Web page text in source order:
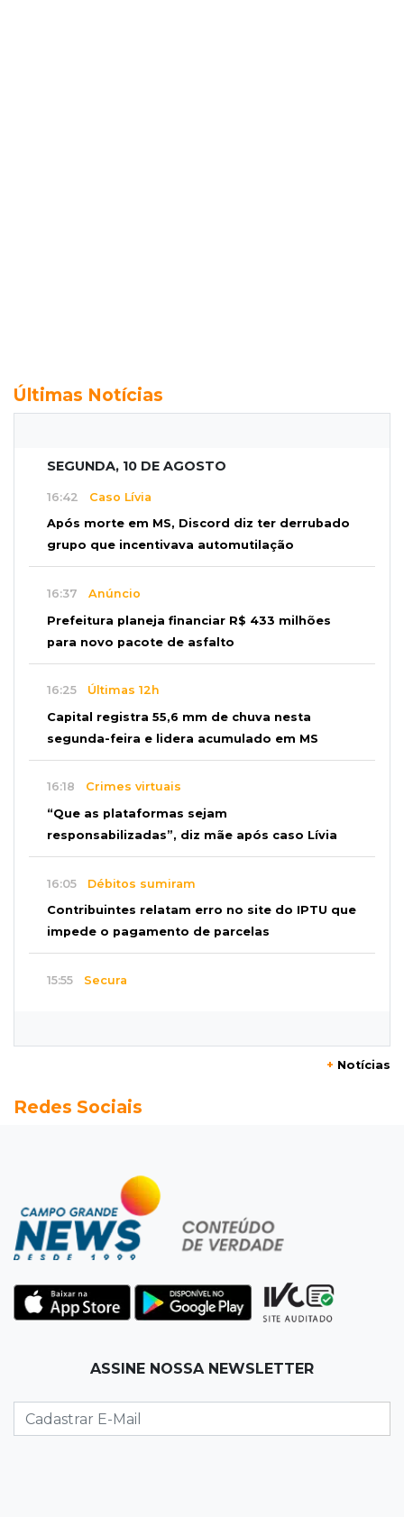
Últimas Notícias
SEGUNDA, 10 DE AGOSTO
16:42 Caso Lívia
Após morte em MS, Discord diz ter derrubado
grupo que incentivava automutilação
16:37 Anúncio
Prefeitura planeja financiar R$ 433 milhões
para novo pacote de asfalto
16:25 Últimas 12h
Capital registra 55,6 mm de chuva nesta
segunda-feira e lidera acumulado em MS
16:18 Crimes virtuais
“Que as plataformas sejam
responsabilizadas”, diz mãe após caso Lívia
16:05 Débitos sumiram
Contribuintes relatam erro no site do IPTU que
impede o pagamento de parcelas
15:55 Secura
Governo aprova licitação de R$ 13,7 mi para
Sem acesso
Pantanal perde para o Planalto e dá adeus ao
Brasileiro Feminino A3
Condutor desrespeita "pare", bate em carro e
rodopia em rua na Mata do Jacinto
Direto das Ruas
em vários pontos e derruba temperatura
+ Notícias
Redes Sociais
ASSINE NOSSA NEWSLETTER